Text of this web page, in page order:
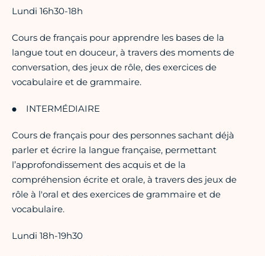
Lundi 16h30-18h
Cours de français pour apprendre les bases de la
langue tout en douceur, à travers des moments de
conversation, des jeux de rôle, des exercices de
vocabulaire et de grammaire.
INTERMÉDIAIRE
Cours de français pour des personnes sachant déjà
parler et écrire la langue française, permettant
l’approfondissement des acquis et de la
compréhension écrite et orale, à travers des jeux de
rôle à l'oral et des exercices de grammaire et de
vocabulaire.
Lundi 18h-19h30